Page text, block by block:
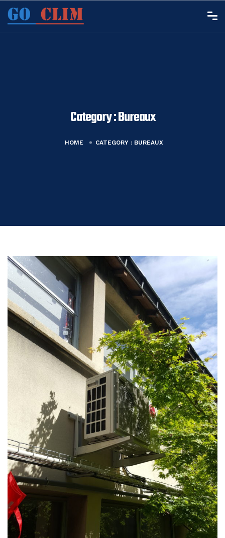
Category :Bureaux
HOME CATEGORY : BUREAUX